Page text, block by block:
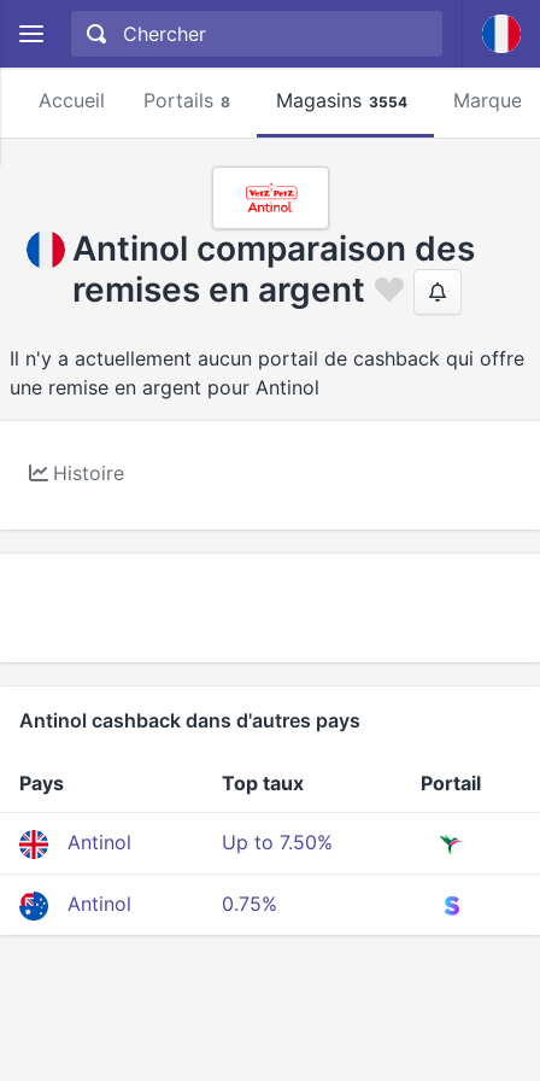
Accueil Portails 8 Magasins 3554 Marques
Antinol comparaison des
remises en argent
Il n'y a actuellement aucun portail de cashback qui offre
une remise en argent pour Antinol
Histoire
Antinol cashback dans d'autres pays
Pays Top taux Portail
Antinol Up to 7.50%
Antinol 0.75%